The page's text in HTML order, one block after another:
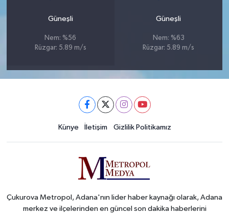
Güneşli
Nem: %56
Rüzgar: 5.89 m/s
Güneşli
Nem: %63
Rüzgar: 5.89 m/s
Künye İletişim Gizlilik Politikamız
Çukurova Metropol, Adana'nın lider haber kaynağı olarak, Adana
merkez ve ilçelerinden en güncel son dakika haberlerini